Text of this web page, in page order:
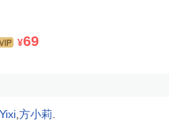
¥69
Yixi 方小莉